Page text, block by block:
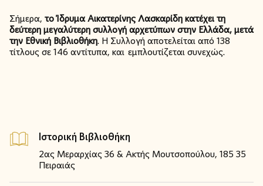
Σήμερα, το Ίδρυμα Αικατερίνης Λασκαρίδη κατέχει τη
δεύτερη μεγαλύτερη συλλογή αρχετύπων στην Ελλάδα, μετά
την Εθνική Βιβλιοθήκη. Η Συλλογή αποτελείται από 138
τίτλους σε 146 αντίτυπα, και εμπλουτίζεται συνεχώς.
Ιστορική Βιβλιοθήκη
2ας Μεραρχίας 36 & Ακτής Μουτσοπούλου, 185 35
Πειραιάς